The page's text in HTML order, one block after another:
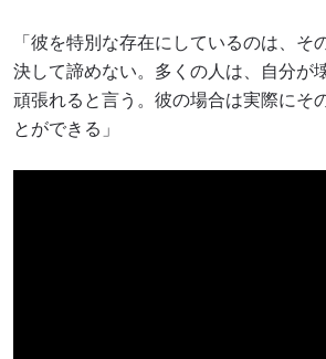
「彼を特別な存在にしているのは、そ
決して諦めない。多くの人は、自分が
頑張れると言う。彼の場合は実際にそ
とができる」